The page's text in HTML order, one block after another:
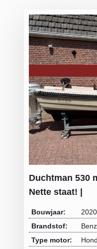
Duchtman 530
Nette staat! |
Bouwjaar:
2020
Brandstof:
Type motor: